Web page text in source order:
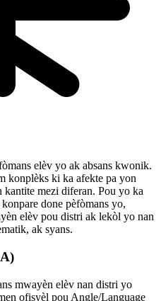
elèv yo ak absans kwonik.
konplèks ki ka afekte pa yon
kantite mezi diferan. Pou yo ka
done pèfòmans yo,
elèv pou distri ak lekòl yo nan
ak syans.
mwayèn elèv nan distri yo
ofisyèl pou Angle/Language